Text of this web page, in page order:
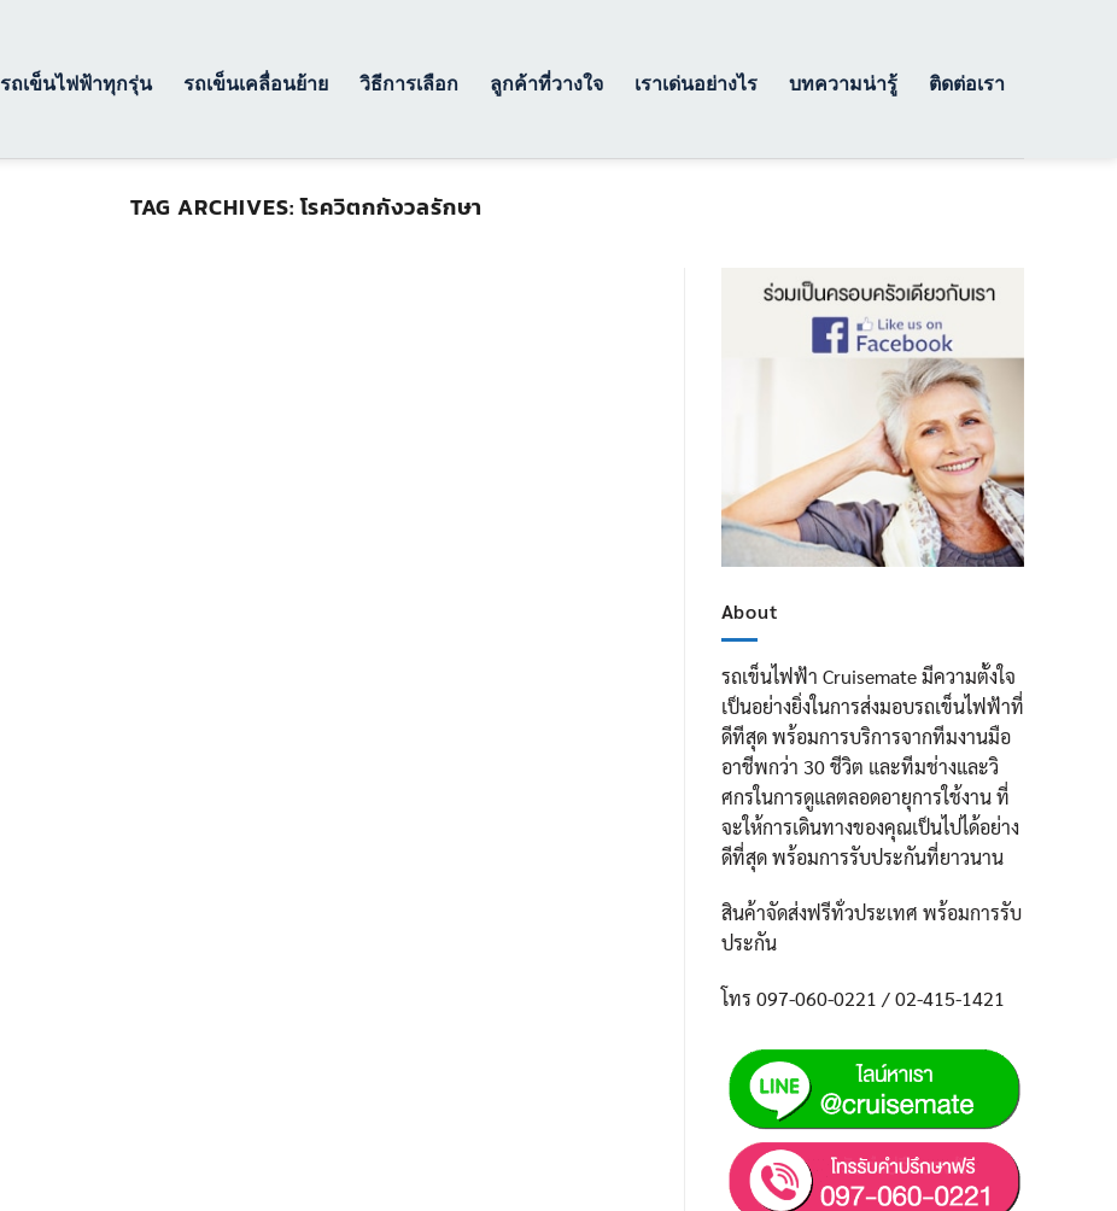
รถเข็นไฟฟ้าทุกรุ่น รถเข็นเคลื่อนย้าย วิธีการเลือก ลูกค้าที่วางใจ เราเด่นอย่างไร บทความน่ารู้ ติดต่อเรา
TAG ARCHIVES:โรควิตกกังวลรักษา
About
รถเข็นไฟฟ้า Cruisemate มีความตั้งใจ
เป็นอย่างยิ่งในการส่งมอบรถเข็นไฟฟ้าที่
ดีทีสุด พร้อมการบริการจากทีมงานมือ
อาชีพกว่า 30 ชีวิต และทีมช่างและวิ
ศกรในการดูแลตลอดอายุการใช้งาน ที่
จะให้การเดินทางของคุณเป็นไปได้อย่าง
ดีที่สุด พร้อมการรับประกันที่ยาวนาน
สินค้าจัดส่งฟรีทั่วประเทศ พร้อมการรับ
ประกัน
โทร 097-060-0221 / 02-415-1421